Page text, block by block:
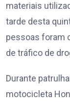
materiais
tarde desta
pessoas foram
de tráfico de
Durante
motocicleta